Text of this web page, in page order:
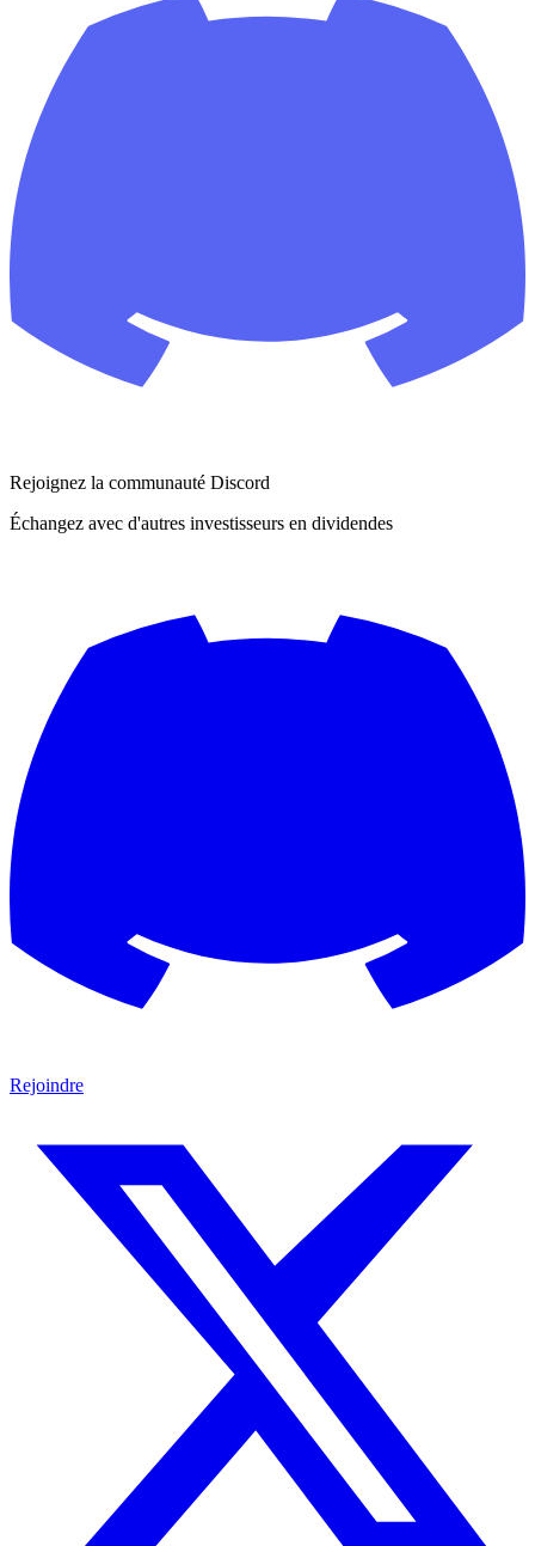
Rejoignez la communauté Discord
Échangez avec d'autres investisseurs en dividendes
Rejoindre